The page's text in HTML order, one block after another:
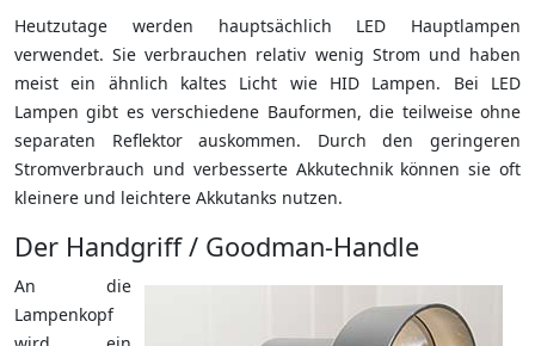
Heutzutage werden hauptsächlich LED Hauptlampen
verwendet. Sie verbrauchen relativ wenig Strom und haben
meist ein ähnlich kaltes Licht wie HID Lampen. Bei LED
Lampen gibt es verschiedene Bauformen, die teilweise ohne
separaten Reflektor auskommen. Durch den geringeren
Stromverbrauch und verbesserte Akkutechnik können sie oft
kleinere und leichtere Akkutanks nutzen.
Der Handgriff / Goodman-Handle
An die
Lampenkopf